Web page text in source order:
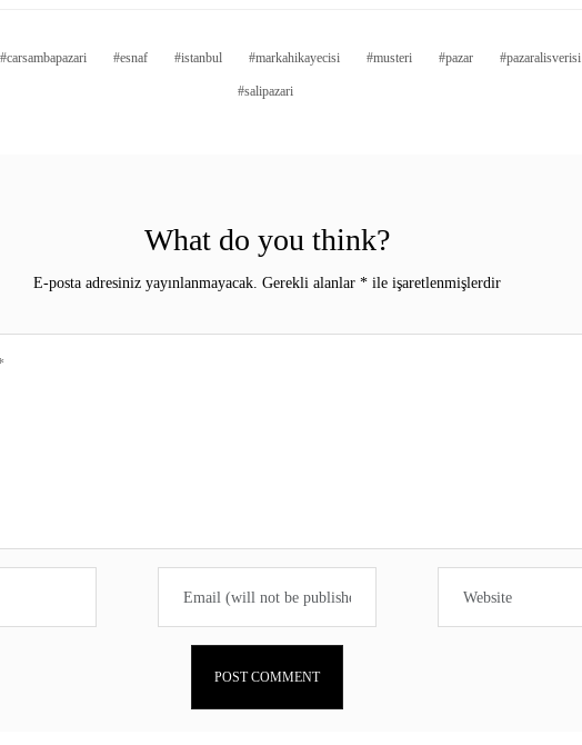
carsambapazari esnaf istanbul markahikayecisi musteri pazar pazaralisverisi
salipazari
What do you think?
E-posta adresiniz yayınlanmayacak. Gerekli alanlar * ile işaretlenmişlerdir